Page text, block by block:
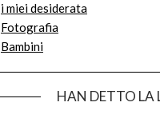
i miei desiderata
Fotografia
Bambini
HAN DETTO LA